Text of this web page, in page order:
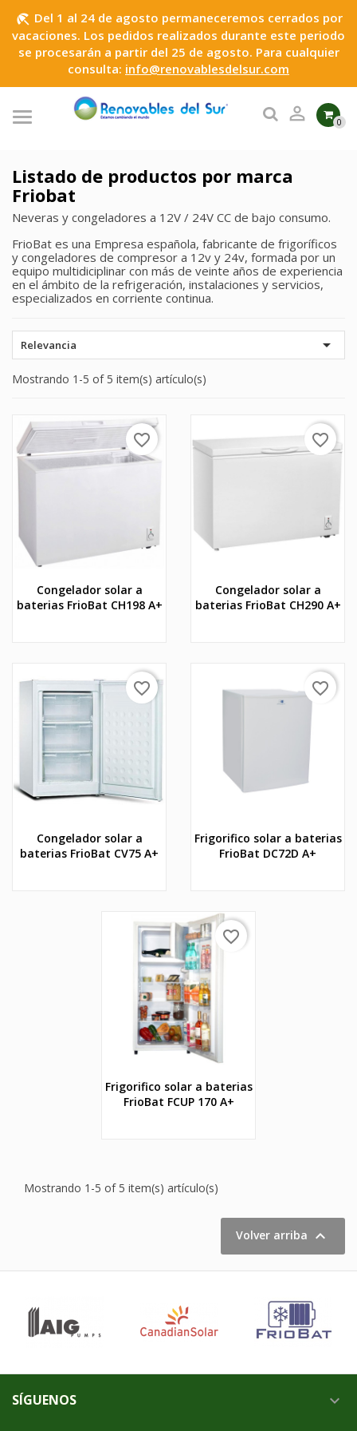
beach_access Del 1 al 24 de agosto permaneceremos cerrados por
vacaciones. Los pedidos realizados durante este periodo
se procesarán a partir del 25 de agosto. Para cualquier
consulta: info@renovablesdelsur.com
 0
Listado de productos por marca
Friobat
Neveras y congeladores a 12V / 24V CC de bajo consumo.
FrioBat es una Empresa española, fabricante de frigoríficos
y congeladores de compresor a 12v y 24v, formada por un
equipo multidiciplinar con más de veinte años de experiencia
en el ámbito de la refrigeración, instalaciones y servicios,
especializados en corriente continua.
Relevancia 
Mostrando 1-5 of 5 item(s) artículo(s)
Congelador solar a
baterias FrioBat CH198 A+
favorite_border
Congelador solar a
baterias FrioBat CH290 A+
favorite_border
Congelador solar a
baterias FrioBat CV75 A+
favorite_border
Frigorifico solar a baterias
FrioBat DC72D A+
favorite_border
Frigorifico solar a baterias
FrioBat FCUP 170 A+
favorite_border
Mostrando 1-5 of 5 item(s) artículo(s)
Volver arriba 
SÍGUENOS 